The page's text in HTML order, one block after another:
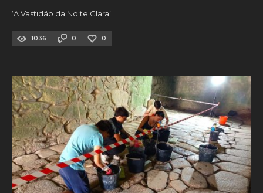
‘A Vastidão da Noite Clara’.
1036 0 0